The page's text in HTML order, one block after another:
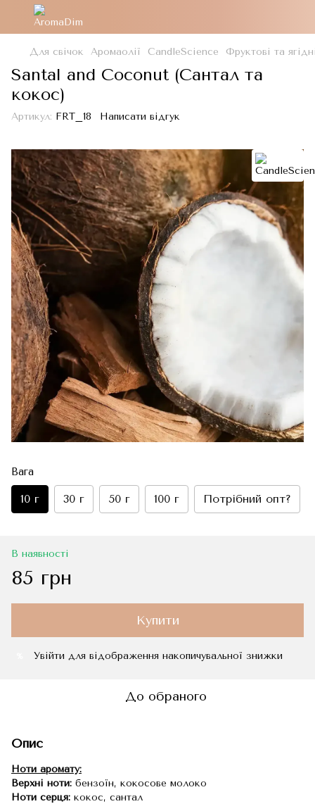
Для свічок Аромаолії CandleScience Фруктові та
Santal and Coconut (Сантал та
кокос)
Артикул: FRT_18 Написати відгук
Вага
10 г 30 г 50 г 100 г Потрібний опт?
В наявності
85 грн
Купити
Увійти для відображення накопичувальної знижки
До обраного
Опис
Ноти аромату:
Верхні ноти: бензоїн, кокосове молоко
Ноти серця: кокос, сантал